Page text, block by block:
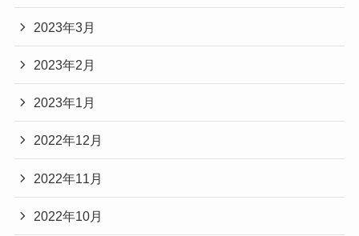
2023年3月
2023年2月
2023年1月
2022年12月
2022年11月
2022年10月